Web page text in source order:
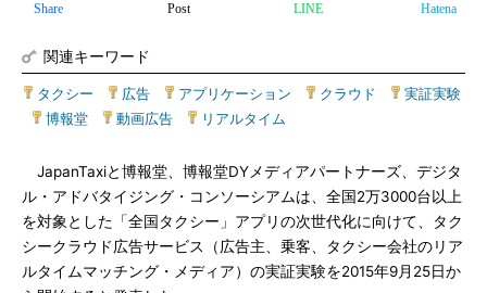
Share Post LINE Hatena
関連キーワード
タクシー 広告 アプリケーション クラウド
実証実験
博報堂 動画広告 リアルタイム
JapanTaxiと博報堂、博報堂DYメディアパートナーズ、デジタ
ル・アドバタイジング・コンソーシアムは、全国2万3000台以上
を対象とした「全国タクシー」アプリの次世代化に向けて、タク
シークラウド広告サービス（広告主、乗客、タクシー会社のリア
ルタイムマッチング・メディア）の実証実験を2015年9月25日か